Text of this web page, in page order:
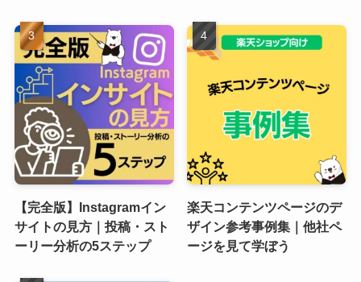
【完全版】Instagramイン
サイトの見方｜投稿・スト
ーリー分析の5ステップ
楽天コンテンツページのデ
ザイン参考事例集｜他社ペ
ージを見て学ぼう